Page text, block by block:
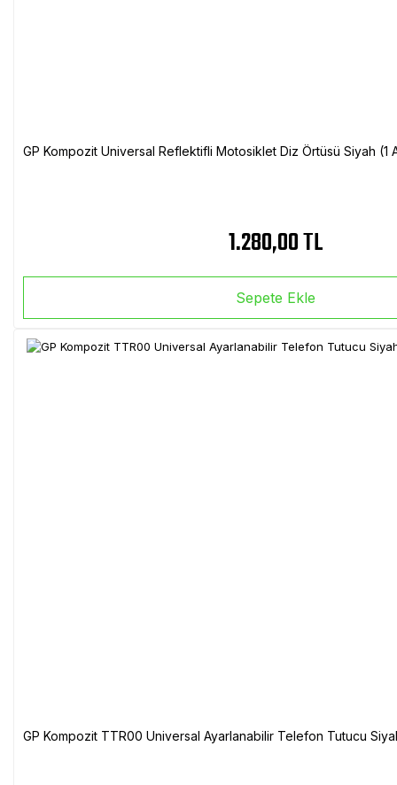
GP Kompozit Universal Reflektifli Motosiklet Diz Örtüsü Siyah
1.280,00 TL
Sepete Ekle
GP Kompozit TTR00 Universal Ayarlanabilir Telefon Tutucu